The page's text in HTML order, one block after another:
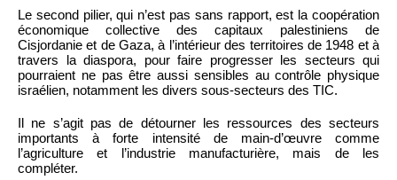
Le second pilier, qui n’est pas sans rapport, est la coopération
économique collective des capitaux palestiniens de
Cisjordanie et de Gaza, à l’intérieur des territoires de 1948 et à
travers la diaspora, pour faire progresser les secteurs qui
pourraient ne pas être aussi sensibles au contrôle physique
israélien, notamment les divers sous-secteurs des TIC.
Il ne s’agit pas de détourner les ressources des secteurs
importants à forte intensité de main-d’œuvre comme
l’agriculture et l’industrie manufacturière, mais de les
compléter.